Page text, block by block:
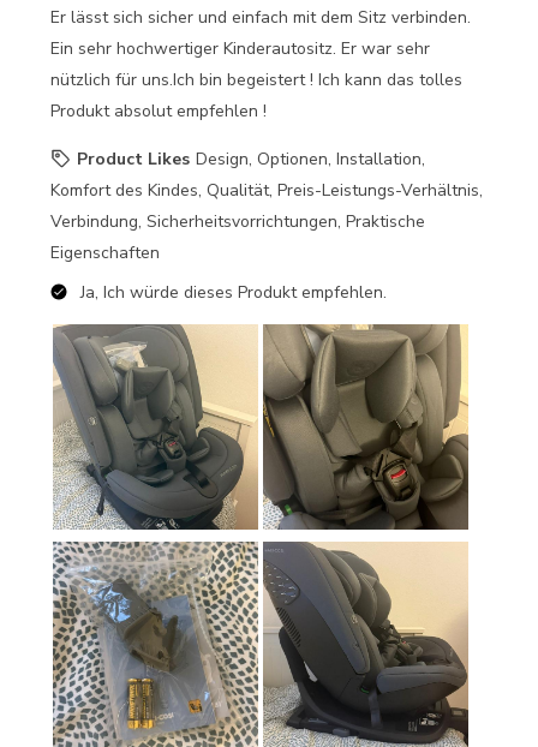
Er lässt sich sicher und einfach mit dem Sitz verbinden.
Ein sehr hochwertiger Kinderautositz. Er war sehr
nützlich für uns.Ich bin begeistert ! Ich kann das tolles
Produkt absolut empfehlen !
Product Likes Design, Optionen, Installation,
Komfort des Kindes, Qualität, Preis-Leistungs-Verhältnis,
Verbindung, Sicherheitsvorrichtungen, Praktische
Eigenschaften
Ja, Ich würde dieses Produkt empfehlen.